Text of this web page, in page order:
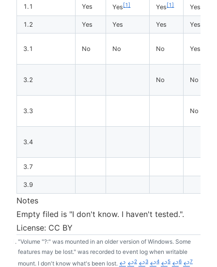
1.1 Yes Yes 1 Yes 1 Yes
1.2 Yes Yes Yes Yes
3.1 No No No Yes
3.2 No No
3.3 No
3.4
3.7
3.9
Notes
Empty filed is "I don't know. I haven't tested.".
License: CC BY
F
o
"Volume "?:" was mounted in an older version of Windows. Some
features may be lost." was recorded to event log when writable
mount. I don't know what's been lost. ↩ ↩2 ↩3 ↩4 ↩5 ↩6 ↩7